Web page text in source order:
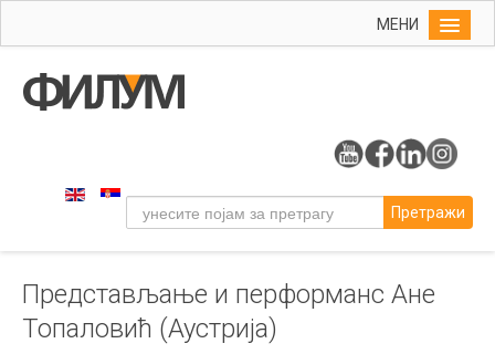
МЕНИ
Упис
Уметност
Музичка уметност
Примењена и ликовна уметност
Претражи
Представљање и перформанс Ане
Топаловић (Аустрија)